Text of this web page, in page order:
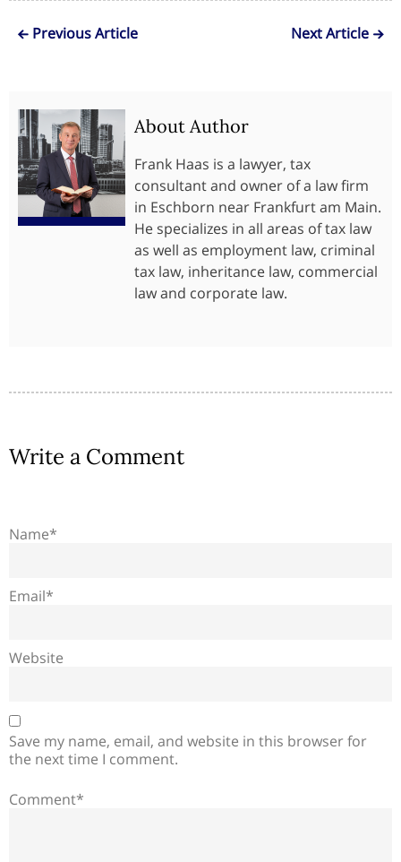
Previous Article Next Article
About Author
Frank Haas is a lawyer, tax
consultant and owner of a law firm
in Eschborn near Frankfurt am Main.
He specializes in all areas of tax law
as well as employment law, criminal
tax law, inheritance law, commercial
law and corporate law.
Write a Comment
Name*
Email*
Website
Save my name, email, and website in this browser for
the next time I comment.
Comment*